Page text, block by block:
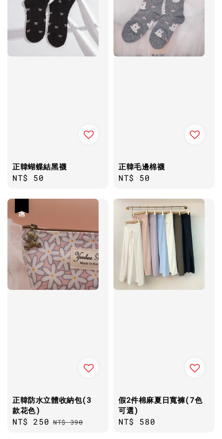
正韓蝴蝶結黑襪
Regular
NT$ 50
正韓毛邊棉襪
Regular
NT$ 50
正韓防水立體收納包(3
款花色)
Sale
NT$ 250 Regular
NT$ 390
假2件棉麻夏日寬褲(7色
可選)
Regular
NT$ 580